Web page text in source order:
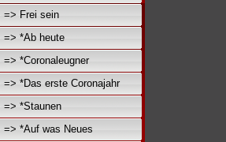
=> Frei sein
=> *Ab heute
=> *Coronaleugner
=> *Das erste Coronajahr
=> *Staunen
=> *Auf was Neues